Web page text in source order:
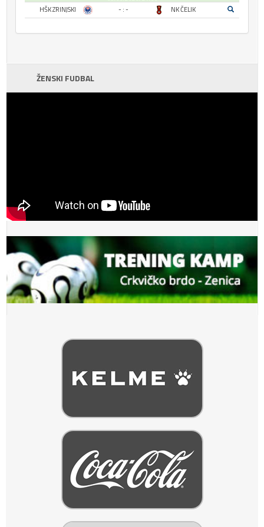
HŠK ZRINJSKI
- : - NK ČELIK
ŽENSKI FUDBAL